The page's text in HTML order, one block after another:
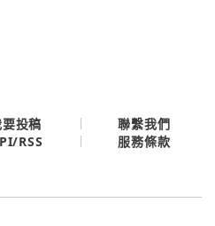
投稿
聯繫我們
RSS 服務條款